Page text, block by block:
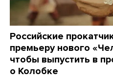
Российские
премьеру нового
чтобы выпустить в
о Колобке